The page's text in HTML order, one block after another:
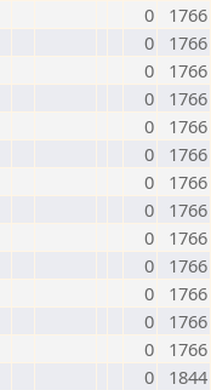
0
1766
0
1766
0
1766
0
1766
0
1766
0
1766
0
1766
0
1766
0
1766
0
1766
0
1766
0
1766
0
1766
0
1844